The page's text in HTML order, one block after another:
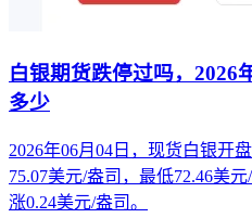
白银期货跌停过吗，2026
多少
2026年06月04日，现货白银开
75.07美元/盎司，最低72.46美
涨0.24美元/盎司。